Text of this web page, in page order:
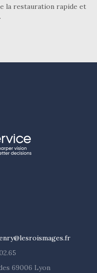
la restauration rapide et
69006 Lyon